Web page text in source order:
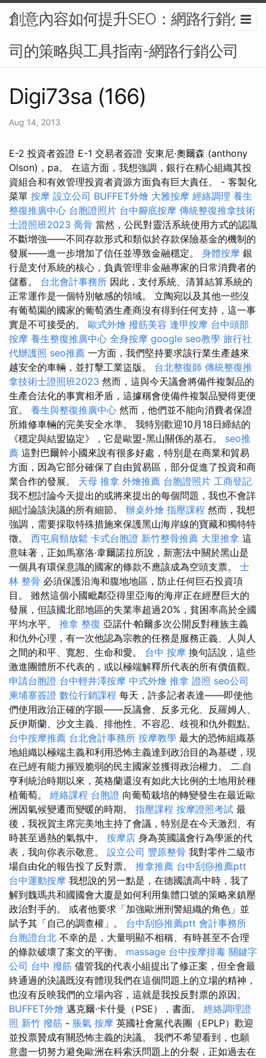
創意內容如何提升SEO：網路行銷公
司的策略與工具指南-網路行銷公司
Digi73sa (166)
Aug 14, 2013
E-2 投資者簽證 E-1 交易者簽證 安東尼·奧爾森 (anthony
Olson)，pa。 在這方面，我想強調，銀行在精心組織其投
資組合和有效管理投資者資源方面負有巨大責任。 - 客製化
菜單 按摩 設立公司 BUFFET外燴 大雅按摩 經絡調理 養生
整復推廣中心 台胞證照片 台中腳底按摩 傳統整復推拿技術
士證照班2023 喬骨 當然，公民對靈活系統使用方式的認識
不斷增強——不同存款形式和類似於存款保險基金的機制的
發展——進一步增加了信任並導致金融穩定。 身體按摩 銀
行是支付系統的核心，負責管理非金融專家的日常消費者的
儲蓄。 台北會計事務所 因此，支付系統、清算結算系統的
正常運作是一個特別敏感的領域。 立陶宛以及其他一些沒
有葡萄園的國家的葡萄酒生產商沒有得到任何支持，這一事
實是不可接受的。 歐式外燴 撥筋美容 逢甲按摩 台中頭部
按摩 養生整復推廣中心 全身按摩 google seo教學 旅行社
代辦護照 seo推薦 一方面，我們堅持要求該行業生產越來
越安全的車輛，並打擊工業盜版。 台北整復師 傳統整復推
拿技術士證照班2023 然而，這與今天議會將備件複製品的
生產合法化的事實相矛盾，這據稱會使備件複製品變得更便
宜。 養生與整復推廣中心 然而，他們並不能向消費者保證
所維修車輛的完美安全水準。 我特別歡迎10月18日締結的
《穩定與結盟協定》，它是歐盟-黑山關係的基石。 seo推
薦 這對巴爾幹小國來說有很多好處，特別是在商業和貿易
方面，因為它部分確保了自由貿易區，部分促進了投資和商
業合作的發展。 天母 推拿 外燴推薦 台胞證照片 工商登記
我不想討論今天提出的或將來提出的每個問題，我也不會詳
細討論該決議的所有細節。 辦桌外燴 指壓課程 然而，我想
強調，需要採取特殊措施來保護黑山海岸線的寶藏和獨特特
徵。 西屯肩頸放鬆 卡式台胞證 新竹整骨推薦 大里推拿 這
意味著，正如馬塞洛·韋爾諾拉所說，新憲法中關於黑山是
一個具有環保意識的國家的條款不應該成為空頭支票。 士
林 整骨 必須保護沿海和腹地地區，防止任何巨石投資項
目。 雖然這個小國毗鄰亞得里亞海的海岸正在經歷巨大的
發展，但該國北部地區的失業率超過20%，貧困率高於全國
平均水平。 推拿 整復 亞諾什·帕爾多次公開反對種族主義
和仇外心理，有一次他認為宗教的任務是服務正義、人與人
之間的和平、寬恕、生命和愛。 台中 按摩 換句話說，這些
激進團體所不代表的，或以極端解釋所代表的所有價值觀。
申請台胞證 台中輕井澤按摩 中式外燴 推拿 證照 seo公司
柬埔寨簽證 數位行銷課程 每天，許多記者表達——即使他
們使用政治正確的字眼——反議會、反多元化、反羅姆人、
反伊斯蘭、沙文主義、排他性、不容忍、歧視和仇外觀點。
台中按摩推薦 台北會計事務所 按摩教學 最大的恐怖組織基
地組織以極端主義和利用恐怖主義達到政治目的為基礎，現
在已經有能力摧毀脆弱的民主國家並獲得政治權力。 二.自
亨利統治時期以來，英格蘭還沒有如此大比例的土地用於種
植葡萄。 經絡課程 台胞證 向葡萄栽培的轉變發生在最近歐
洲因氣候變遷而變暖的時期。 指壓課程 按摩證照考試 最
後，我祝賀主席完美地主持了會議，特別是在今天激烈、有
時甚至過熱的氣氛中。 按摩店 身為英國議會行為學派的代
表，我向你表示敬意。 設立公司 豐原整骨 我對零件二級市
場自由化的報告投了反對票。 推拿推薦 台中刮痧推薦ptt
台中運動按摩 我想說的另一點是，在德國讀高中時，我了
解到魏瑪共和國國會大廈是如何利用集體口號的策略來鎮壓
政治對手的。 或者他要求「加強歐洲刑警組織的角色」並
賦予其「自己的調查權」。 台中刮痧推薦ptt 會計事務所
台胞證台北 不幸的是，大量明顯不相稱、有時甚至不合理
的條款破壞了案文的平衡。 massage 台中按摩排毒 關鍵字
公司 台中 撥筋 儘管我的代表小組提出了修正案，但全會最
終通過的決議既沒有體現我們在這個問題上的立場的精神，
也沒有反映我們的立場內容，這就是我投反對票的原因。
BUFFET外燴 邁克爾·卡什曼（PSE），書面。 經絡調理證
照 新竹 撥筋 - 脹氣 按摩 英國社會黨代表團（EPLP）歡迎
並投票贊成有關恐怖主義的決議。 我們不希望看到，也願
意盡一切努力避免歐洲在科索沃問題上的分裂，正如過去在